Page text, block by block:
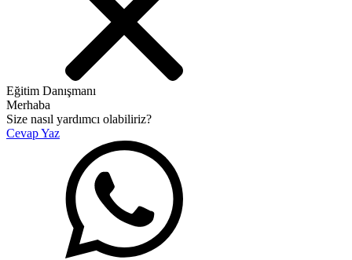
Eğitim Danışmanı
Merhaba
Size nasıl yardımcı olabiliriz?
Cevap Yaz